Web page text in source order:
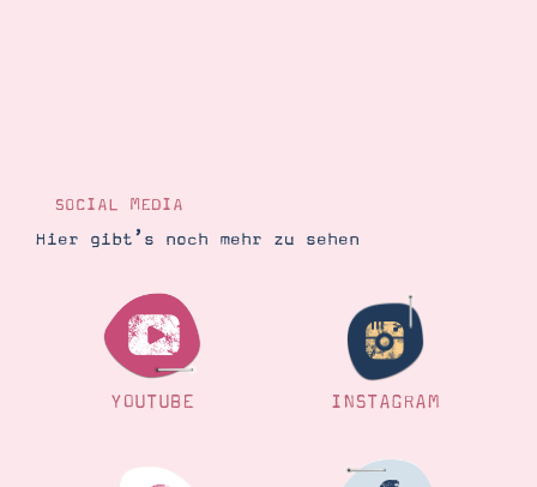
SOCIAL MEDIA
Hier gibt’s noch mehr zu sehen
YOUTUBE INSTAGRAM